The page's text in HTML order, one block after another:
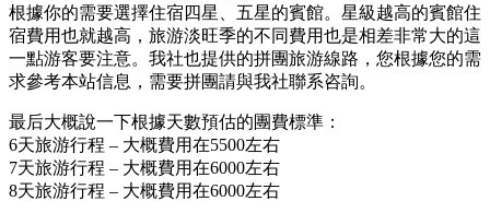
根據你的需要選擇住宿四星、五星的賓館。星級越高的賓館住
宿費用也就越高，旅游淡旺季的不同費用也是相差非常大的這
一點游客要注意。我社也提供的拼團旅游線路，您根據您的需
求參考本站信息，需要拼團請與我社聯系咨詢。
最后大概說一下根據天數預估的團費標準：
6天旅游行程 – 大概費用在5500左右
7天旅游行程 – 大概費用在6000左右
8天旅游行程 – 大概費用在6000左右